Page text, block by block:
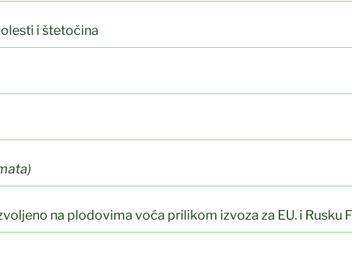
i štetočina
na plodovima voća prilikom izvoza za EU. i Rusku